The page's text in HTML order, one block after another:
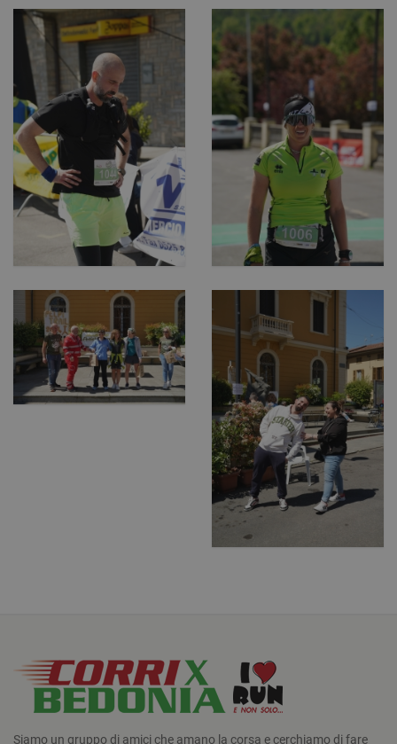
Siamo un gruppo di amici che amano la corsa e cerchiamo di fare